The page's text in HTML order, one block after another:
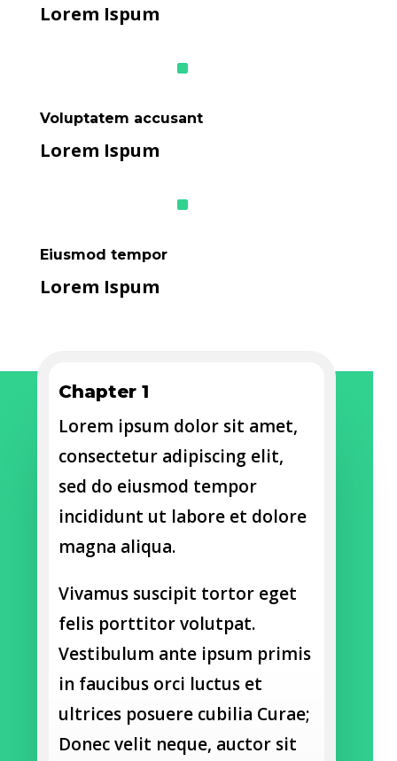
Lorem Ispum
^
Voluptatem accusant
Lorem Ispum
^
Eiusmod tempor
Lorem Ispum
Chapter 1
Lorem ipsum dolor sit amet,
consectetur adipiscing elit,
sed do eiusmod tempor
incididunt ut labore et dolore
magna aliqua.
Vivamus suscipit tortor eget
felis porttitor volutpat.
Vestibulum ante ipsum primis
in faucibus orci luctus et
ultrices posuere cubilia Curae;
Donec velit neque, auctor sit